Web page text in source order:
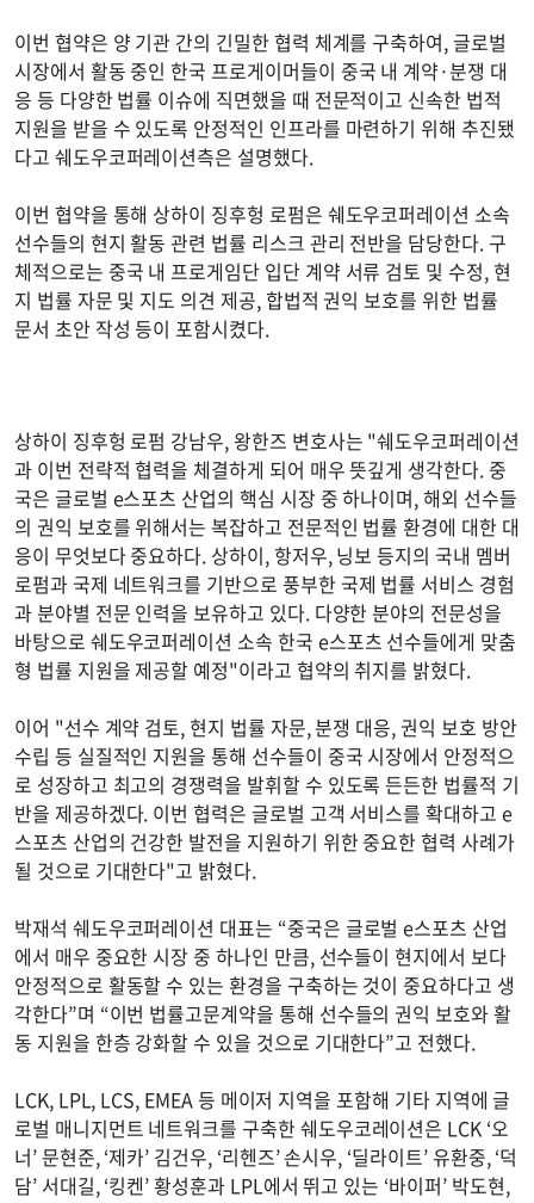
이번 협약은 양 기관 간의 긴밀한 협력 체계를 구축하여, 글로벌
시장에서 활동 중인 한국 프로게이머들이 중국 내 계약·분쟁 대
응 등 다양한 법률 이슈에 직면했을 때 전문적이고 신속한 법적
지원을 받을 수 있도록 안정적인 인프라를 마련하기 위해 추진됐
다고 쉐도우코퍼레이션측은 설명했다.
이번 협약을 통해 상하이 징후헝 로펌은 쉐도우코퍼레이션 소속
선수들의 현지 활동 관련 법률 리스크 관리 전반을 담당한다. 구
체적으로는 중국 내 프로게임단 입단 계약 서류 검토 및 수정, 현
지 법률 자문 및 지도 의견 제공, 합법적 권익 보호를 위한 법률
문서 초안 작성 등이 포함시켰다.
상하이 징후헝 로펌 강남우, 왕한즈 변호사는 "쉐도우코퍼레이션
과 이번 전략적 협력을 체결하게 되어 매우 뜻깊게 생각한다. 중
국은 글로벌 e스포츠 산업의 핵심 시장 중 하나이며, 해외 선수들
의 권익 보호를 위해서는 복잡하고 전문적인 법률 환경에 대한 대
응이 무엇보다 중요하다. 상하이, 항저우, 닝보 등지의 국내 멤버
로펌과 국제 네트워크를 기반으로 풍부한 국제 법률 서비스 경험
과 분야별 전문 인력을 보유하고 있다. 다양한 분야의 전문성을
바탕으로 쉐도우코퍼레이션 소속 한국 e스포츠 선수들에게 맞춤
형 법률 지원을 제공할 예정"이라고 협약의 취지를 밝혔다.
이어 "선수 계약 검토, 현지 법률 자문, 분쟁 대응, 권익 보호 방안
수립 등 실질적인 지원을 통해 선수들이 중국 시장에서 안정적으
로 성장하고 최고의 경쟁력을 발휘할 수 있도록 든든한 법률적 기
반을 제공하겠다. 이번 협력은 글로벌 고객 서비스를 확대하고 e
스포츠 산업의 건강한 발전을 지원하기 위한 중요한 협력 사례가
될 것으로 기대한다"고 밝혔다.
박재석 쉐도우코퍼레이션 대표는 “중국은 글로벌 e스포츠 산업
에서 매우 중요한 시장 중 하나인 만큼, 선수들이 현지에서 보다
안정적으로 활동할 수 있는 환경을 구축하는 것이 중요하다고 생
각한다”며 “이번 법률고문계약을 통해 선수들의 권익 보호와 활
동 지원을 한층 강화할 수 있을 것으로 기대한다”고 전했다.
LCK, LPL, LCS, EMEA 등 메이저 지역을 포함해 기타 지역에 글
로벌 매니지먼트 네트워크를 구축한 쉐도우코레이션은 LCK ‘오
너’ 문현준, ‘제카’ 김건우, ‘리헨즈’ 손시우, ‘딜라이트’ 유환중, ‘덕
담’ 서대길, ‘킹켄’ 황성훈과 LPL에서 뛰고 있는 ‘바이퍼’ 박도현,